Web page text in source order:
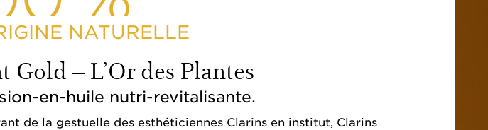
NATURELLE
Gold – L’Or des Plantes
en-huile nutri-revitalisante.
de la gestuelle des esthéticiennes Clarins en institut, Clarins